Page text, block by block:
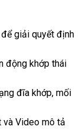
giải quyết định
động khớp thái
đĩa khớp, mối
và Video mô tả